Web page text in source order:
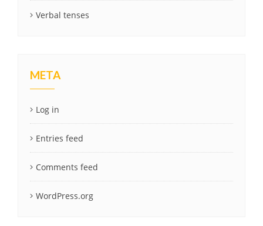
Verbal tenses
META
Log in
Entries feed
Comments feed
WordPress.org